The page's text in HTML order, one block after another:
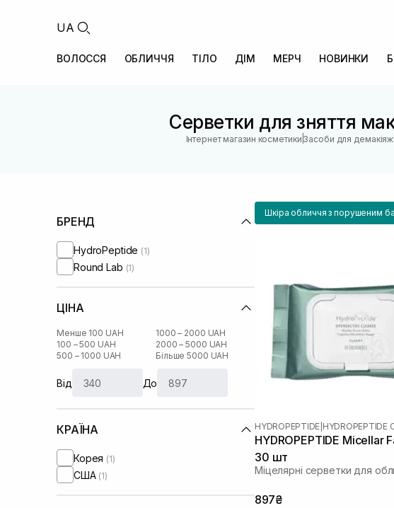
UA
ВОЛОССЯ ОБЛИЧЧЯ ТІЛО ДІМ МЕРЧ НОВИНКИ
Серветки для зняття
Інтернет магазин косметики |Засоби для
БРЕНД
HydroPeptide (1)
Round Lab (1)
ЦІНА
Менше 100 UAH
100 – 500 UAH
500 – 1000 UAH
1000 – 2000 UAH
2000 – 5000 UAH
Більше 5000 UAH
Від До
КРАЇНА
Корея (1)
США (1)
Шкіра обличчя з порушеним
HYDROPEPTIDE HYDROPEPTIDE
HYDROPEPTIDE Micellar
30 шт
Міцелярні серветки для
897₴